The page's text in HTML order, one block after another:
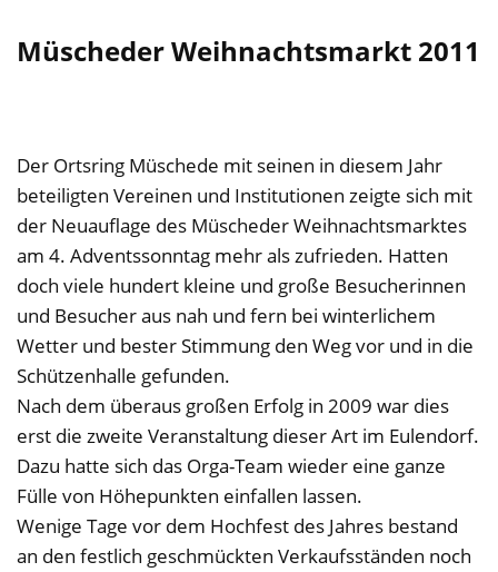
Müscheder Weihnachtsmarkt 2011
Der Ortsring Müschede mit seinen in diesem Jahr
beteiligten Vereinen und Institutionen zeigte sich mit
der Neuauflage des Müscheder Weihnachtsmarktes
am 4. Adventssonntag mehr als zufrieden. Hatten
doch viele hundert kleine und große Besucherinnen
und Besucher aus nah und fern bei winterlichem
Wetter und bester Stimmung den Weg vor und in die
Schützenhalle gefunden.
Nach dem überaus großen Erfolg in 2009 war dies
erst die zweite Veranstaltung dieser Art im Eulendorf.
Dazu hatte sich das Orga-Team wieder eine ganze
Fülle von Höhepunkten einfallen lassen.
Wenige Tage vor dem Hochfest des Jahres bestand
an den festlich geschmückten Verkaufsständen noch